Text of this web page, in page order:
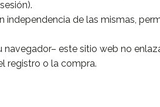
de las mismas,
este sitio web no
registro o la compra.